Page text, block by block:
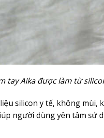
tay Aika được làm từ
silicon y tế, không mùi,
người dùng yên tâm sử